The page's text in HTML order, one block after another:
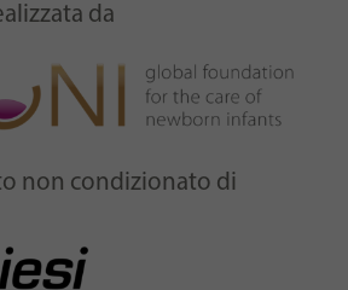
da
non condizionato di